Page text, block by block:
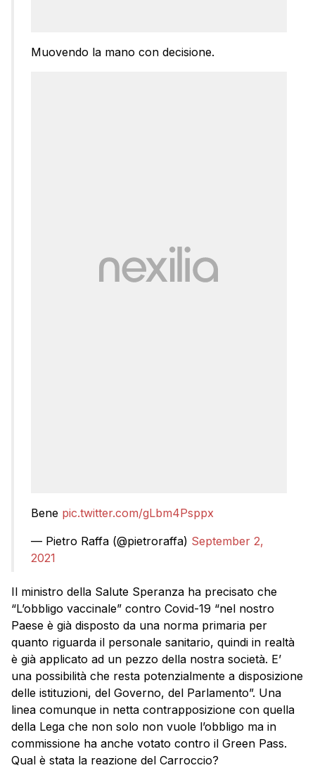
Muovendo la mano con decisione.
Bene pic.twitter.com/gLbm4Psppx
— Pietro Raffa (@pietroraffa) September 2,
2021
Il ministro della Salute Speranza ha precisato che
“L’obbligo vaccinale” contro Covid-19 “nel nostro
Paese è già disposto da una norma primaria per
quanto riguarda il personale sanitario, quindi in realtà
è già applicato ad un pezzo della nostra società. E’
una possibilità che resta potenzialmente a disposizione
delle istituzioni, del Governo, del Parlamento”. Una
linea comunque in netta contrapposizione con quella
della Lega che non solo non vuole l’obbligo ma in
commissione ha anche votato contro il Green Pass.
Qual è stata la reazione del Carroccio?